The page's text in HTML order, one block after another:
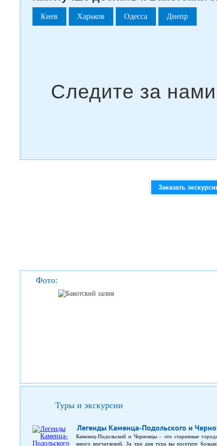
Киев Харьков Одесса Днепр
Заказать
Фото:
Туры и экскурсии
Легенды Каменца-Подольского и
Каменец-Подольский и Черновцы – это старинные
много впечатлений. За три дня тура вы посетите